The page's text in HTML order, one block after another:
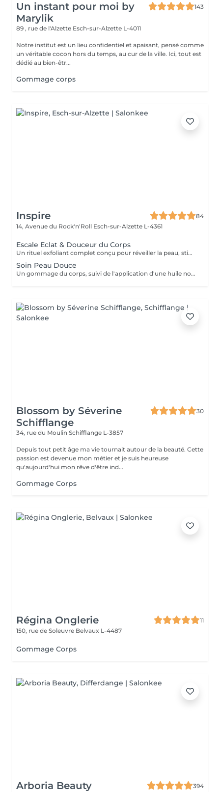
Un instant pour moi by
Marylik
143
89 , rue de l'Alzette Esch-sur-Alzette L-4011
Notre institut est un lieu confidentiel et apaisant, pensé comme
un véritable cocon hors du temps, au cur de la ville. Ici, tout est
dédié au bien-êtr...
Gommage corps
Inspire
84
14, Avenue du Rock'n'Roll Esch-sur-Alzette L-4361
Escale Eclat & Douceur du Corps
Un rituel exfoliant complet conçu pour réveiller la peau, stimuler les tissus et offrir une sensation de renouveau. Réalisé sur l'ensemble du corps, ce soin associe une exfoliation au Gotu Kola et aux actifs végétaux afin d'éliminer les cellules mortes, d'affiner le grain de peau et de favoriser le renouvellement cutané. Les gestes enveloppants stimulent également la microcirculation et procurent une sensation immédiate de légèreté. Après une douche, l'application d'un soin corps au Gotu Kola et au Lotus vient nourrir, assouplir et sublimer la peau tout en prolongeant les bienfaits du rituel. La peau retrouve douceur, éclat et confort, prête à accueillir les beaux jours et les expositions estivales. Une peau lumineuse, soyeuse et délicatement satinée pour briller tout l'été !
Soin Peau Douce
Un gommage du corps, suivi de l'application d'une huile nourrissante pour retrouver la douceur d'une peau de bébé.
Blossom by Séverine
Schifflange
30
34, rue du Moulin Schifflange L-3857
Depuis tout petit âge ma vie tournait autour de la beauté. Cette
passion est devenue mon métier et je suis heureuse
qu'aujourd'hui mon rêve d'être ind...
Gommage Corps
Régina Onglerie
11
150, rue de Soleuvre Belvaux L-4487
Gommage Corps
Arboria Beauty 394